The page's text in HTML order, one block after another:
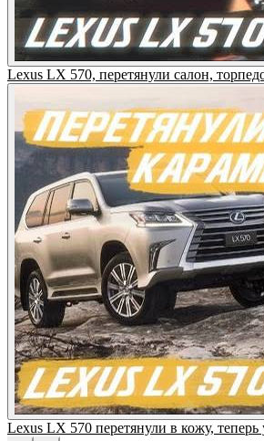
Lexus LX 570, перетянули салон,
Lexus LX 570 перетянули в кожу,